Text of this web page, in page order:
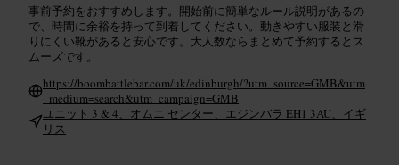
事前予約をおすすめします。開始前に簡単なルール説明があるの
で、時間に余裕を持って到着してください。動きやすい服装と滑
りにくい靴があると安心です。大人数ならまとめて予約するとス
ムーズです。
https://boombattlebar.com/uk/edinburgh/?utm_source=GMB&utm
_medium=search&utm_campaign=GMB
ユニット 3 & 4、オムニ センター、エジンバラ EH1 3AU、イギ
リス